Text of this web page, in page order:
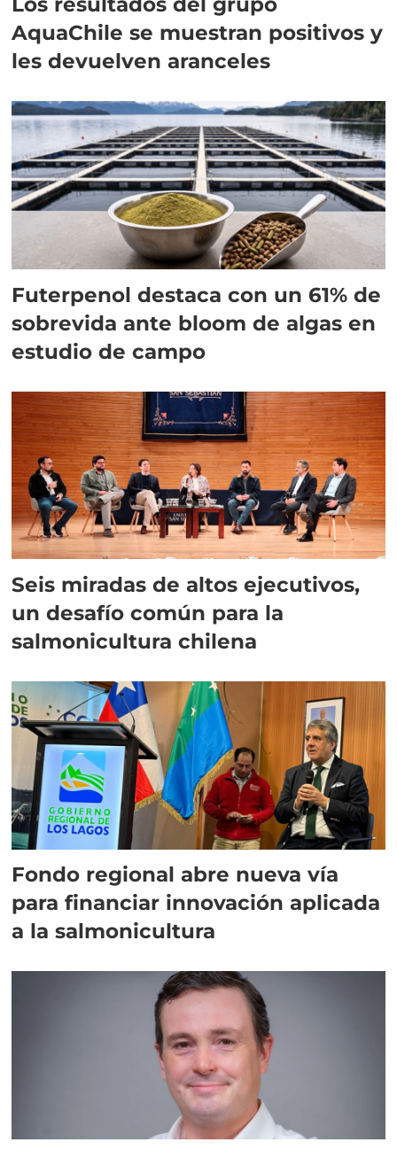
AquaChile se muestran positivos y
les devuelven aranceles
Futerpenol destaca con un 61% de
sobrevida ante bloom de algas en
estudio de campo
Seis miradas de altos ejecutivos,
un desafío común para la
salmonicultura chilena
Fondo regional abre nueva vía
para financiar innovación aplicada
a la salmonicultura